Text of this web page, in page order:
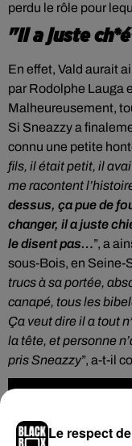
perdu le rôle pour
"Il a juste
En effet, Vald aurait
par Rodolphe Lauga
Malheureusement,
Si Sneazzya
connu une petite
fils, il était petit, il
me racontent
dessus, ça pue de
changer, il a juste
le disent pas…”, a
sous-Bois, en Seine-
trucs à sa portée,
canapé, tous les
Ça veut dire il a tout
la tête, et personne
pris Sneazzy”, a-t-il
Le respect